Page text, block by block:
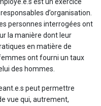
d’organisation.
personnes interrogées ont
la manière dont leur
en matière de
ont fourni un taux
des hommes.
peut permettre
vue qui, autrement,